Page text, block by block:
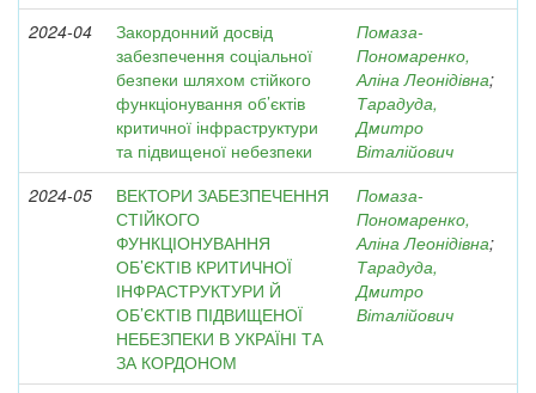
2024-04
Закордонний досвід
забезпечення соціальної
безпеки шляхом стійкого
функціонування об’єктів
критичної інфраструктури
та підвищеної небезпеки
Помаза-
Пономаренко,
Аліна Леонідівна;
Тарадуда,
Дмитро
Віталійович
2024-05
ВЕКТОРИ ЗАБЕЗПЕЧЕННЯ
СТІЙКОГО
ФУНКЦІОНУВАННЯ
ОБ’ЄКТІВ КРИТИЧНОЇ
ІНФРАСТРУКТУРИ Й
ОБ’ЄКТІВ ПІДВИЩЕНОЇ
НЕБЕЗПЕКИ В УКРАЇНІ ТА
ЗА КОРДОНОМ
Помаза-
Пономаренко,
Аліна Леонідівна;
Тарадуда,
Дмитро
Віталійович